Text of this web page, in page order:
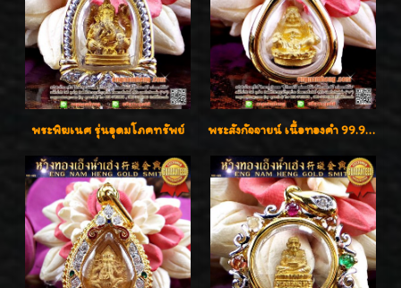
พระพิฆเนศ รุ่นอุดมโภคทรัพย์ พระสังกัจจายน์ เนื้อทองคำ 99.99%